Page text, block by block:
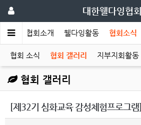
대한웰다잉협회
메인 협회소개 웰다잉활동 협회소식
협회 소식 협회 갤러리 지부지회활동
협회 갤러리
[제32기 심화교육 감성체험프로그램]